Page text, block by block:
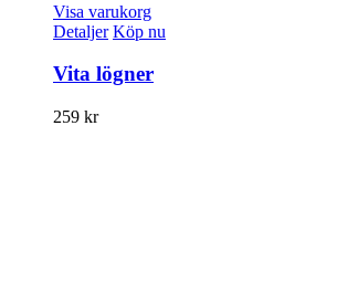
Visa varukorg
Detaljer Köp nu
Vita lögner
259 kr